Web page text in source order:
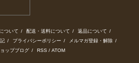
ついて / 配送・送料について / 返品について /
/ プライバシーポリシー / メルマガ登録・解除 /
ップブログ / RSS / ATOM